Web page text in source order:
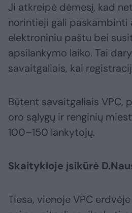
Ji atkreipė dėmesį, kad
norintieji gali paskambinti
elektroniniu paštu bei
apsilankymo laiko. Tai
savaitgaliais, kai
Būtent savaitgaliais VPC,
oro sąlygų ir renginių
100–150 lankytojų.
Skaitykloje įsikūrė
Tiesa, vienoje VPC